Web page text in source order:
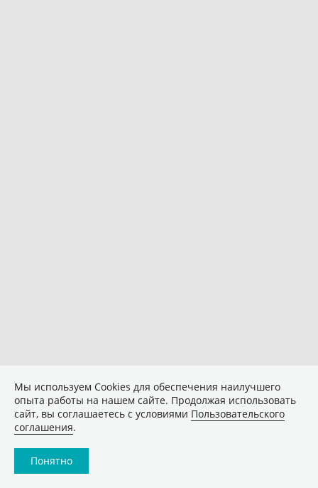
Мы используем Сookies для обеспечения наилучшего
опыта работы на нашем сайте. Продолжая использовать
сайт, вы соглашаетесь с условиями Пользовательского
соглашения.
Понятно